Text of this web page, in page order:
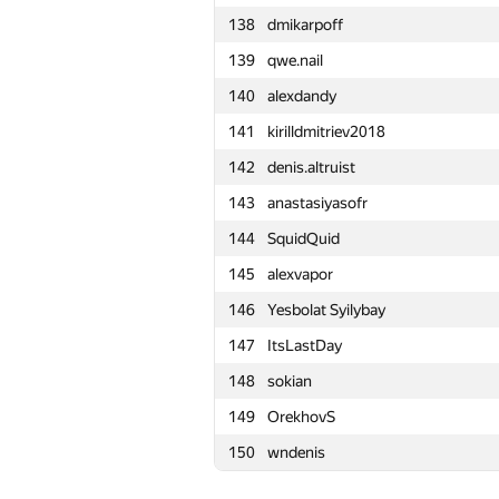
138 dmikarpoff
139
qwe.nail
140
alexdandy
141
kirilldmitriev2018
142
denis.altruist
143
anastasiyasofr
144
SquidQuid
145
alexvapor
146
Yesbolat Syilybay
147
ItsLastDay
148
sokian
149
OrekhovS
150
wndenis
115
r0bur
116
pulkit96
117
eugene.mikhailoff
118
vector928
119
foxermen
120
alexandr@tsaplin.ru
121
Tùng Nguyễn Minh
122
Юлия Абдрашитова
123
Maxim Velikanov
124
Peter Trebaticky
125
Vladisavvv
126
stratosua
127
ugarbiysk